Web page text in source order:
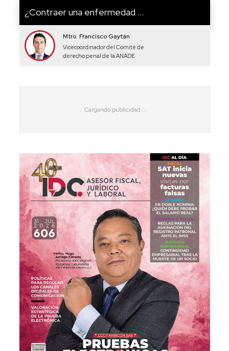
¿Contraer una enfermedad ...
Mtro. Francisco Gaytán
Vicecoordinador del Comité de
derecho penal de la ANADE